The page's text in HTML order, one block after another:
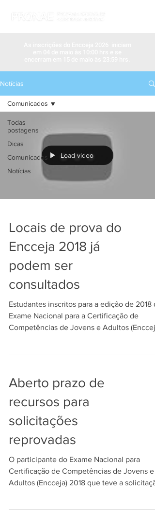
Notícias
Todas
postagens
Dicas
Comunicados
Notícias
Comunicados
Load video
Locais de prova do
Encceja 2018 já
podem ser
consultados
Estudantes inscritos para a edição de 2018
Exame Nacional para a Certificação de
Competências de Jovens e Adultos (Encceja
Aberto prazo de
recursos para
solicitações
reprovadas
O participante do Exame Nacional para
Certificação de Competências de Jovens e
Adultos (Encceja) 2018 que teve a